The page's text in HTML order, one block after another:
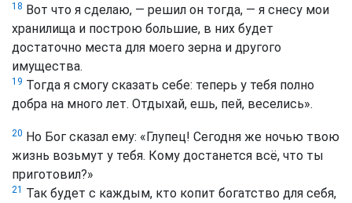
18 Вот что я сделаю, — решил он тогда, — я снесу мои
хранилища и построю большие, в них будет
достаточно места для моего зерна и другого
имущества.
19 Тогда я смогу сказать себе: теперь у тебя полно
добра на много лет. Отдыхай, ешь, пей, веселись».
20 Но Бог сказал ему: «Глупец! Сегодня же ночью твою
жизнь возьмут у тебя. Кому достанется всё, что ты
приготовил?»
21 Так будет с каждым, кто копит богатство для себя,